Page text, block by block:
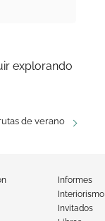
explorando
de verano
Informes
Interiorismo
Invitados